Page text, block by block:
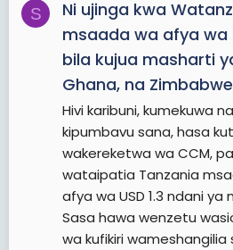
S
Ni ujinga kwa
msaada wa afya wa
bila kujua masharti
Ghana, na
Hivi karibuni, kumekuwa
kipumbavu sana, hasa
wakereketwa wa CCM,
wataipatia Tanzania
afya wa USD 1.3 ndani
Sasa hawa wenzetu
wa kufikiri wameshangilia